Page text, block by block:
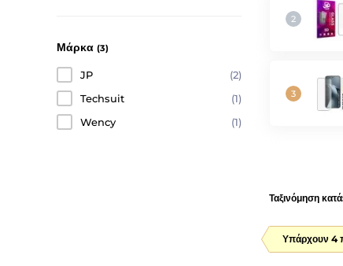
Μάρκα (3)
JP
(2)
Techsuit
(1)
Wency
(1)
Ταξινόμηση
Υπάρχουν 4